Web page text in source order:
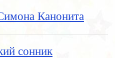
Канонита
сонник